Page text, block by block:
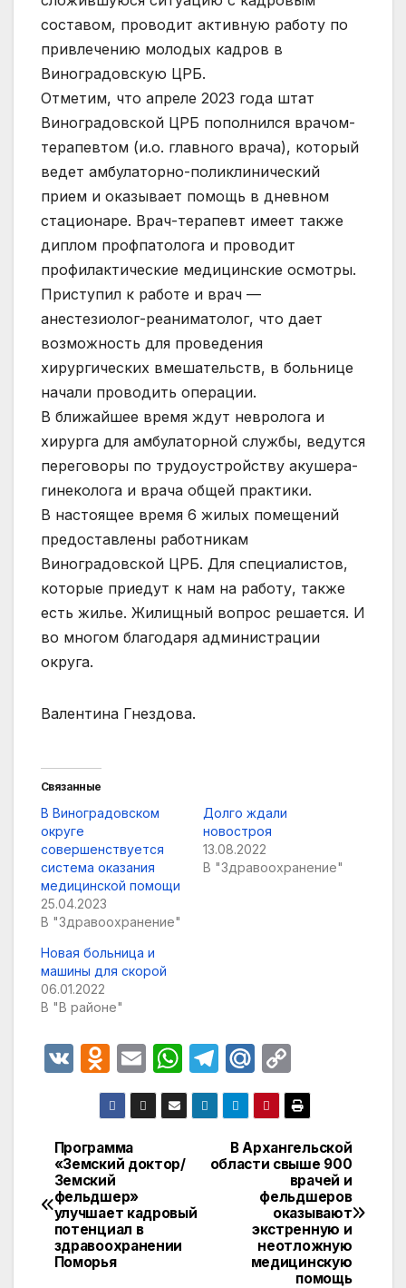
составом, проводит активную работу по
привлечению молодых кадров в
Виноградовскую ЦРБ.
Отметим, что апреле 2023 года штат
Виноградовской ЦРБ пополнился врачом-
терапевтом (и.о. главного врача), который
ведет амбулаторно-поликлинический
прием и оказывает помощь в дневном
стационаре. Врач-терапевт имеет также
диплом профпатолога и проводит
профилактические медицинские осмотры.
Приступил к работе и врач —
анестезиолог-реаниматолог, что дает
возможность для проведения
хирургических вмешательств, в больнице
начали проводить операции.
В ближайшее время ждут невролога и
хирурга для амбулаторной службы, ведутся
переговоры по трудоустройству акушера-
гинеколога и врача общей практики.
В настоящее время 6 жилых помещений
предоставлены работникам
Виноградовской ЦРБ. Для специалистов,
которые приедут к нам на работу, также
есть жилье. Жилищный вопрос решается. И
во многом благодаря администрации
округа.
Валентина Гнездова.
Связанные
В Виноградовском
округе
совершенствуется
система оказания
медицинской помощи
25.04.2023
В "Здравоохранение"
Долго ждали
новостроя
13.08.2022
В "Здравоохранение"
Новая больница и
машины для скорой
06.01.2022
В "В районе"
V
O
d
n
o
kl
a
s
s
E
m
ail
W
h
at
A
p
T
el
e
gr
a
M
ail
.R
u
o
p
y
Li
n
k
Навигация
по
записям
В Архангельской
области свыше 900
врачей и
фельдшеров
оказывают
экстренную и
неотложную
медицинскую
помощь
Программа
«Земский доктор/
Земский
фельдшер»
улучшает кадровый
потенциал в
здравоохранении
Поморья